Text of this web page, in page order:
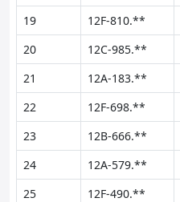
19
12F-810.**
20
12C-985.**
21
12A-183.**
22
12F-698.**
23
12B-666.**
24
12A-579.**
25
12F-490.**